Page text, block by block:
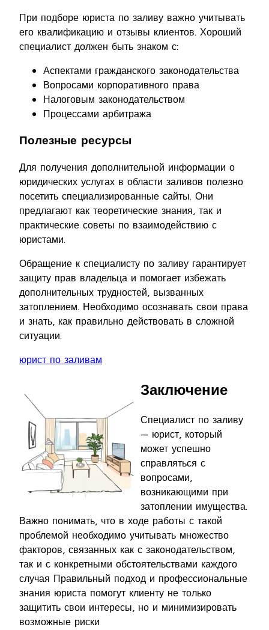
При подборе юриста по заливу важно учитывать
его квалификацию и отзывы клиентов. Хороший
специалист должен быть знаком с:
Аспектами гражданского законодательства
Вопросами корпоративного права
Налоговым законодательством
Процессами арбитража
Полезные ресурсы
Для получения дополнительной информации о
юридических услугах в области заливов полезно
посетить специализированные сайты. Они
предлагают как теоретические знания, так и
практические советы по взаимодействию с
юристами.
Обращение к специалисту по заливу гарантирует
защиту прав владельца и помогает избежать
дополнительных трудностей, вызванных
затоплением. Необходимо осознавать свои права
и знать, как правильно действовать в сложной
ситуации.
юрист по заливам
Заключение
Специалист по заливу
— юрист, который
может успешно
справляться с
вопросами,
возникающими при
затоплении имущества.
Важно понимать, что в ходе работы с такой
проблемой необходимо учитывать множество
факторов, связанных как с законодательством,
так и с конкретными обстоятельствами каждого
случая Правильный подход и профессиональные
знания юриста помогут клиенту не только
защитить свои интересы, но и минимизировать
возможные риски